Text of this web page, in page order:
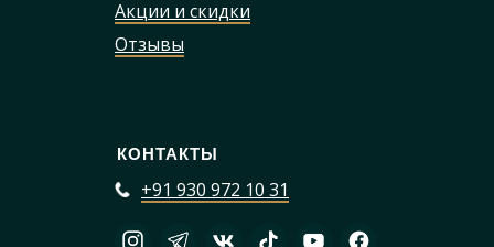
Акции и скидки
Отзывы
КОНТАКТЫ
+91 930 972 10 31